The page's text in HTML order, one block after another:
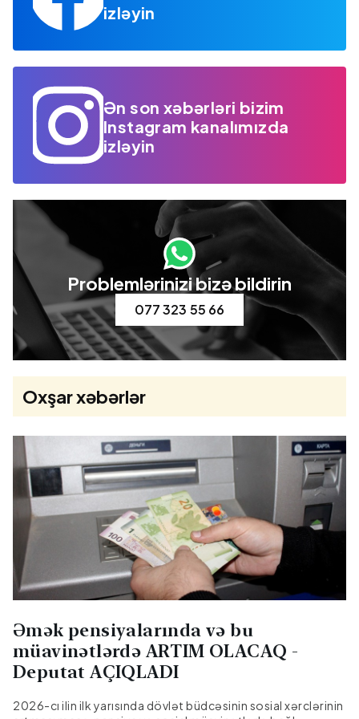
izləyin
Ən son xəbərləri bizim
Instagram kanalımızda
izləyin
Problemlərinizi bizə bildirin
077 323 55 66
Oxşar xəbərlər
Əmək pensiyalarında və bu
müavinətlərdə ARTIM OLACAQ -
Deputat AÇIQLADI
2026-cı ilin ilk yarısında dövlət büdcəsinin sosial xərclərinin